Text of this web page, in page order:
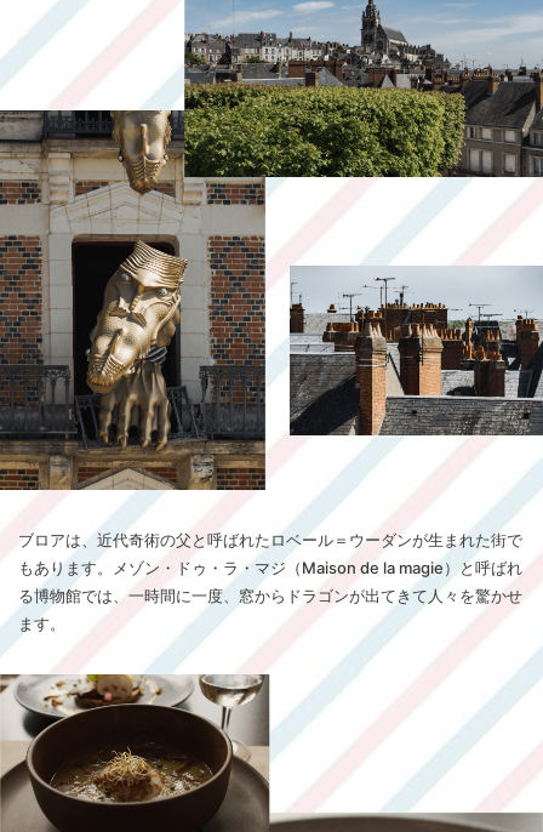
ブロアは、近代奇術の父と呼ばれたロベール＝ウーダンが生まれた街で
もあります。メゾン・ドゥ・ラ・マジ（Maison de la magie）と呼ばれ
る博物館では、一時間に一度、窓からドラゴンが出てきて人々を驚かせ
ます。